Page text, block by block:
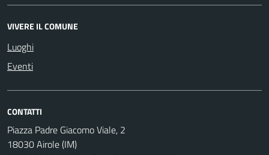
VIVERE IL COMUNE
Luoghi
Eventi
CONTATTI
Piazza Padre Giacomo Viale, 2
18030 Airole (IM)